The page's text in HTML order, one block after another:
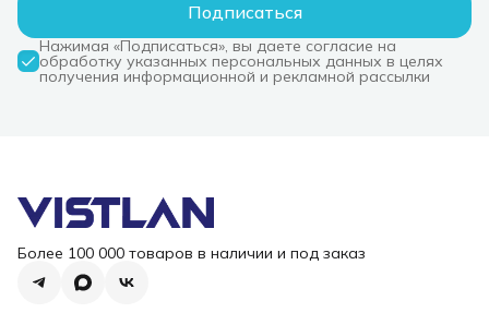
Подписаться
Нажимая «Подписаться», вы даете согласие на
обработку указанных персональных данных в целях
получения информационной и рекламной рассылки
Более 100 000 товаров в наличии и под заказ